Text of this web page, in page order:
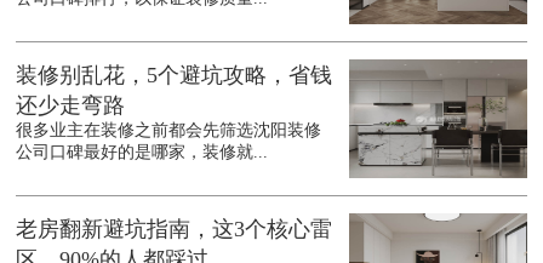
装修别乱花，5个避坑攻略，省钱
还少走弯路
很多业主在装修之前都会先筛选沈阳装修
公司口碑最好的是哪家，装修就...
老房翻新避坑指南，这3个核心雷